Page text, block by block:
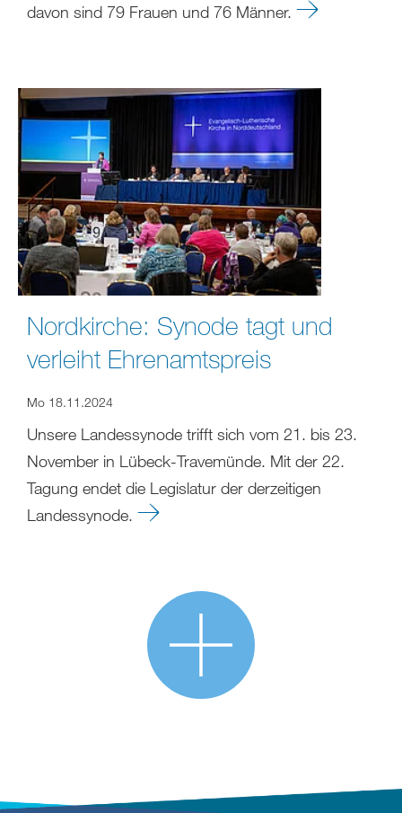
davon sind 79 Frauen und 76 Männer.
Nordkirche: Synode tagt und
verleiht Ehrenamtspreis
Mo 18.11.2024
Unsere Landessynode trifft sich vom 21. bis 23.
November in Lübeck-Travemünde. Mit der 22.
Tagung endet die Legislatur der derzeitigen
Landessynode.